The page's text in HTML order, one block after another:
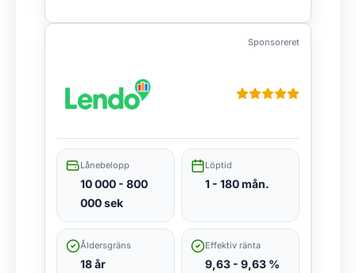
Sponsoreret
Lånebelopp
10 000 - 800
000 sek
Löptid
1 - 180 mån.
Åldersgräns
18 år
Effektiv ränta
9,63 - 9,63 %